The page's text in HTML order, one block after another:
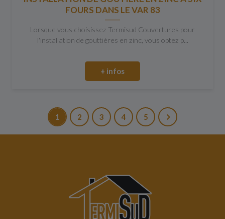
FOURS DANS LE VAR 83
Lorsque vous choisissez Termisud Couvertures pour
l'installation de gouttières en zinc, vous optez p...
+ infos
1 2 3 4 5